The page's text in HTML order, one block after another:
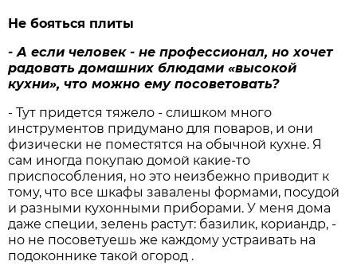
Не бояться плиты
- А если человек - не профессионал, но хочет
радовать домашних блюдами «высокой
кухни», что можно ему посоветовать?
- Тут придется тяжело - слишком много
инструментов придумано для поваров, и они
физически не поместятся на обычной кухне. Я
сам иногда покупаю домой какие-то
приспособления, но это неизбежно приводит к
тому, что все шкафы завалены формами, посудой
и разными кухонными приборами. У меня дома
даже специи, зелень растут: базилик, кориандр, -
но не посоветуешь же каждому устраивать на
подоконнике такой огород .